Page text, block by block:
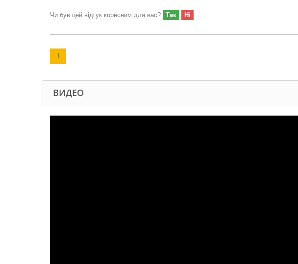
Чи був цей відгук корисним для вас? Так Ні
1
ВИДЕО